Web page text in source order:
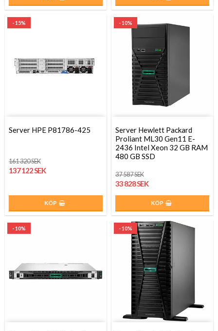
- 15%
Server HPE P81786-425
161 320 SEK
137 122 SEK
KÖP
- 10%
Server Hewlett Packard
Proliant ML30 Gen11 E-
2436 Intel Xeon 32 GB RAM
480 GB SSD
37 587 SEK
33 828 SEK
KÖP
- 10% - 10%